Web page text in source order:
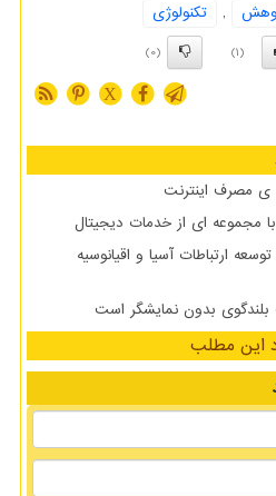
,
تكنولوژی
(1)
(0)
X
ی مصرف اینترنت
مجموعه ای از خدمات دیجیتال
ارتباطات آسیا و اقیانوسیه
بدون نمایشگر است
این مطلب